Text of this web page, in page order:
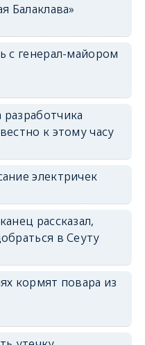
Балаклава»
с генерал-майором
к этому часу
электричек
рассказал,
в Сеуту
кормят повара из